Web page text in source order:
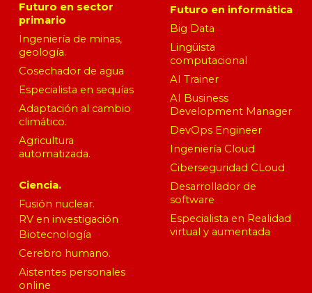
Futuro en sector
primario
Ingeniería de minas,
geología.
Cosechador de agua
Especialista en sequías
Adaptación al cambio
climático.
Agricultura
automatizada.
Ciencia.
Fusión nuclear.
RV en investigación
Biotecnología
Cerebro humano.
Aistentes personales
online
Futuro en informática
Big Data
Lingüista
computacional
AI Trainer
AI Business
Development Manager
DevOps Engineer
Ingeniería Cloud
Ciberseguridad CLoud
Desarrollador de
software
Especialista en Realidad
virtual y aumentada